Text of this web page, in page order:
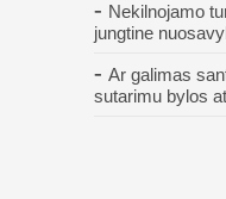
Nekilnojamo
jungtine
Ar galimas
sutarimu bylos